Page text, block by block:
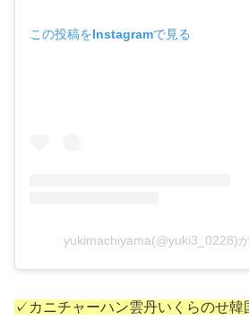
この投稿をInstagramで見る
yukimachiyama(@yuki3_0228)
✓カニチャーハン雲丹いくらのせ韓